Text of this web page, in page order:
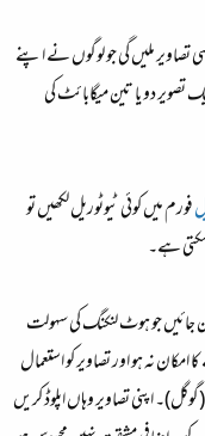
ملیں گی جو لوگوں نے اپنے
دو یا تین میگابائٹ کی
فورم میں کوئی ٹیوٹوریل لکھیں تو
سکتی ہے۔
جو ہوٹ لنکنگ کی سہولت
نہ ہو اور تصاویر کو استعمال
(گوگل)۔ اپنی تصاویر وہاں اپلوڈ کریں